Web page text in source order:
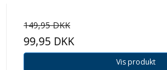
149,95 DKK
99,95 DKK
Vis produkt